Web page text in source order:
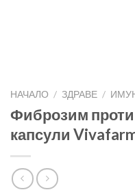
НАЧАЛО / ЗДРАВЕ /
Фиброзим
капсули